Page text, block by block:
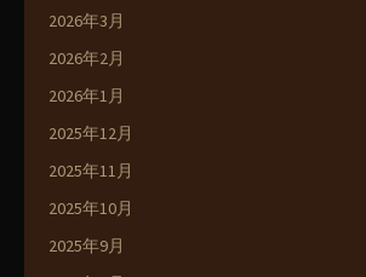
2026年3月
2026年2月
2026年1月
2025年12月
2025年11月
2025年10月
2025年9月